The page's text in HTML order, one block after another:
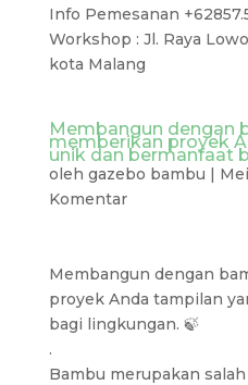
Info Pemesanan
Workshop : Jl. Raya
kota Malang
Membangun dengan
memberikan proyek
unik dan bermanfaat
oleh gazebo bambu |
Komentar
Membangun dengan
proyek Anda tampilan
bagi lingkungan. 🍃
.
Bambu merupakan